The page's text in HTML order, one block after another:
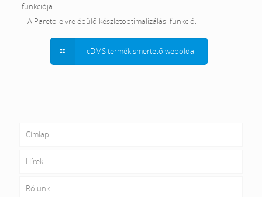
funkciója.
– A Pareto-elvre épülő készletoptimalizálási funkció.
cDMS termékismertető weboldal
Címlap
Hírek
Rólunk